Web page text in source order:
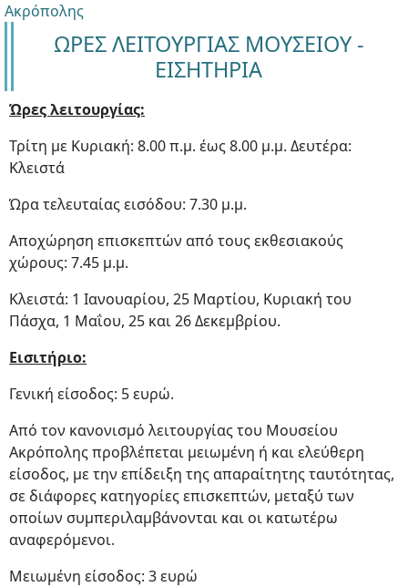
Ακρόπολης
ΩΡΕΣ ΛΕΙΤΟΥΡΓΙΑΣ ΜΟΥΣΕΙΟΥ -
ΕΙΣΗΤΗΡΙΑ
Ώρες λειτουργίας:
Τρίτη με Κυριακή: 8.00 π.μ. έως 8.00 μ.μ. Δευτέρα:
Κλειστά
Ώρα τελευταίας εισόδου: 7.30 μ.μ.
Αποχώρηση επισκεπτών από τους εκθεσιακούς
χώρους: 7.45 μ.μ.
Κλειστά: 1 Ιανουαρίου, 25 Μαρτίου, Κυριακή του
Πάσχα, 1 Μαΐου, 25 και 26 Δεκεμβρίου.
Εισιτήριο:
Γενική είσοδος: 5 ευρώ.
Από τον κανονισμό λειτουργίας του Μουσείου
Ακρόπολης προβλέπεται μειωμένη ή και ελεύθερη
είσοδος, με την επίδειξη της απαραίτητης ταυτότητας,
σε διάφορες κατηγορίες επισκεπτών, μεταξύ των
οποίων συμπεριλαμβάνονται και οι κατωτέρω
αναφερόμενοι.
Μειωμένη είσοδος: 3 ευρώ